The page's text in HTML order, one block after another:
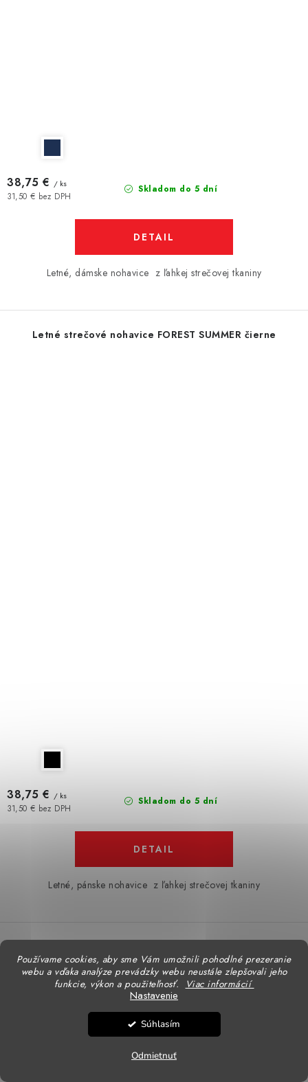
Používame cookies, aby sme Vám umožnili pohodlné prezeranie
webu a vďaka analýze prevádzky webu neustále zlepšovali jeho
funkcie, výkon a použiteľnosť.
Viac informácií
Nastavenie
Odmietnuť
Súhlasím
Skladom do 5 dní
31,50 € bez DPH
38,75 € / ks
DETAIL
Letné, dámske nohavice z ľahkej strečovej tkaniny
Letné strečové nohavice FOREST SUMMER čierne
Skladom do 5 dní
31,50 € bez DPH
38,75 € / ks
DETAIL
Letné, pánske nohavice z ľahkej strečovej tkaniny